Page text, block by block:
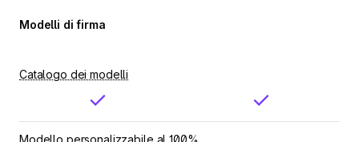
Modelli di firma
Catalogo dei modelli
Modello personalizzabile al 100%